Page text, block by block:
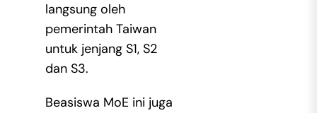
langsung oleh
pemerintah Taiwan
untuk jenjang S1, S2
dan S3.
Beasiswa MoE ini juga